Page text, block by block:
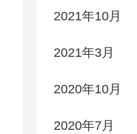
2021年10月
2021年3月
2020年10月
2020年7月